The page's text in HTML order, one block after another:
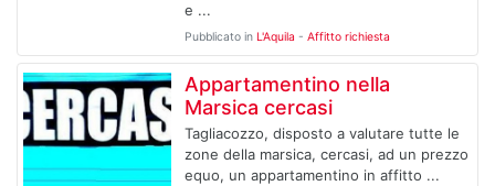
e ...
Pubblicato in L'Aquila - Affitto richiesta
Appartamentino nella
Marsica cercasi
Tagliacozzo, disposto a valutare tutte le
zone della marsica, cercasi, ad un prezzo
equo, un appartamentino in affitto ...